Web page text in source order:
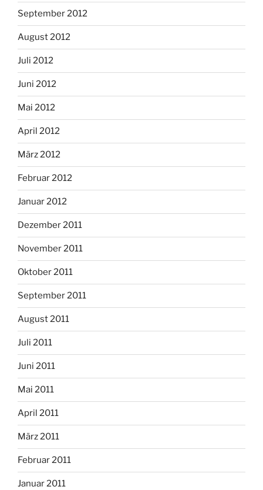
September 2012
August 2012
Juli 2012
Juni 2012
Mai 2012
April 2012
März 2012
Februar 2012
Januar 2012
Dezember 2011
November 2011
Oktober 2011
September 2011
August 2011
Juli 2011
Juni 2011
Mai 2011
April 2011
März 2011
Februar 2011
Januar 2011